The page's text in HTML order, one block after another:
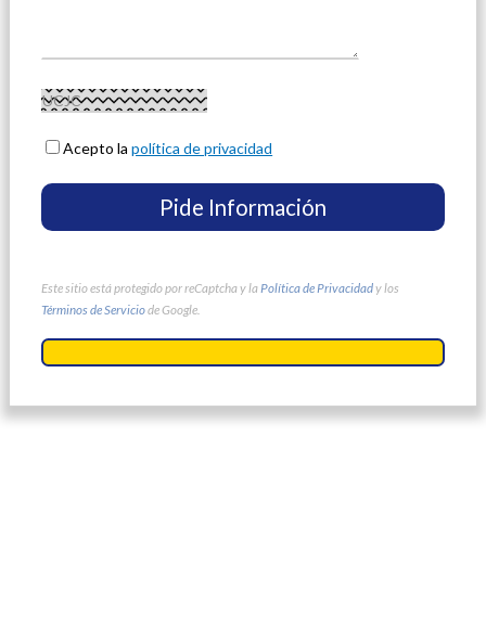
Acepto lapolítica de privacidad
Este sitio está protegido por reCaptcha y la Política de Privacidady los
Términos de Serviciode Google.